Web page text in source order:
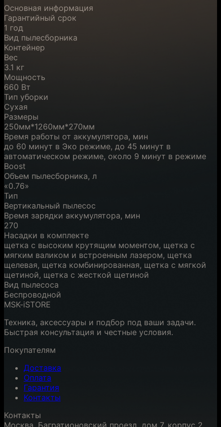
Основная информация
Гарантийный срок
1 год
Вид пылесборника
Контейнер
Вес
3.1 кг
Мощность
660 Вт
Тип уборки
Сухая
Размеры
250мм*1260мм*270мм
Время работы от аккумулятора, мин
до 60 минут в Эко режиме, до 45 минут в
автоматическом режиме, около 9 минут в режиме
Boost
Объем пылесборника, л
«0.76»
Тип
Вертикальный пылесос
Время зарядки аккумулятора, мин
270
Насадки в комплекте
щетка с высоким крутящим моментом, щетка с
мягким валиком и встроенным лазером, щетка
щелевая, щетка комбинированная, щетка с мягкой
щетиной, щетка с жесткой щетиной
Вид пылесоса
Беспроводной
MSK-iSTORE
Техника, аксессуары и подбор под ваши задачи.
Быстрая консультация и честные условия.
Покупателям
Доставка
Оплата
Гарантия
Контакты
Контакты